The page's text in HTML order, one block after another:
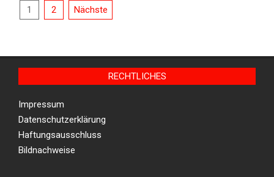
Seitennummerierung
1 2 Nächste
RECHTLICHES
Impressum
Datenschutzerklärung
Haftungsausschluss
Bildnachweise